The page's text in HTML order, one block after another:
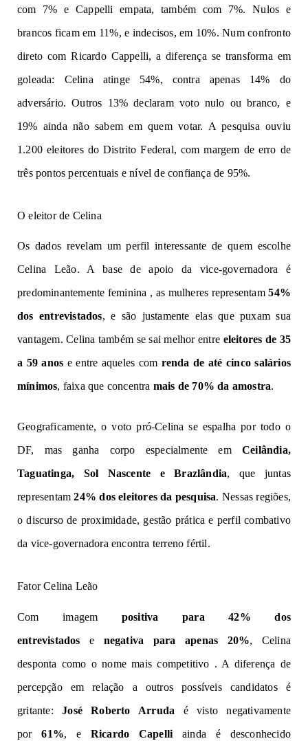
com 7% e Cappelli empata, também com 7%. Nulos e
brancos ficam em 11%, e indecisos, em 10%. Num confronto
direto com Ricardo Cappelli, a diferença se transforma em
goleada: Celina atinge 54%, contra apenas 14% do
adversário. Outros 13% declaram voto nulo ou branco, e
19% ainda não sabem em quem votar. A pesquisa ouviu
1.200 eleitores do Distrito Federal, com margem de erro de
três pontos percentuais e nível de confiança de 95%.
O eleitor de Celina
Os dados revelam um perfil interessante de quem escolhe
Celina Leão. A base de apoio da vice-governadora é
predominantemente feminina , as mulheres representam54%
dos entrevistados, e são justamente elas que puxam sua
vantagem. Celina também se sai melhor entre eleitores de 35
a 59 anos e entre aqueles com renda de até cinco salários
mínimos, faixa que concentra mais de 70% da amostra.
Geograficamente, o voto pró-Celina se espalha por todo o
DF, mas ganha corpo especialmente em Ceilândia,
Taguatinga, Sol Nascente e Brazlândia, que juntas
representam24% dos eleitores da pesquisa. Nessas regiões,
o discurso de proximidade, gestão prática e perfil combativo
da vice-governadora encontra terreno fértil.
Fator Celina Leão
Com imagem positiva para 42% dos
entrevistados e negativa para apenas 20%, Celina
desponta como o nome mais competitivo . A diferença de
percepção em relação a outros possíveis candidatos é
gritante:José Roberto Arruda é visto negativamente
por61%, e Ricardo Capelli ainda é desconhecido